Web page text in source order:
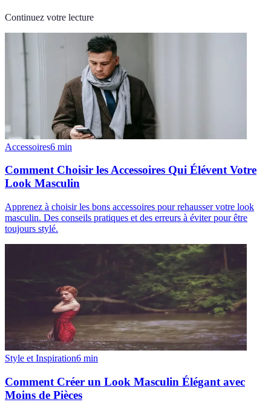
Continuez votre lecture
Accessoires6 min
Comment Choisir les Accessoires Qui Élévent Votre
Look Masculin
Apprenez à choisir les bons accessoires pour rehausser votre look
masculin. Des conseils pratiques et des erreurs à éviter pour être
toujours stylé.
Style et Inspiration6 min
Comment Créer un Look Masculin Élégant avec
Moins de Pièces